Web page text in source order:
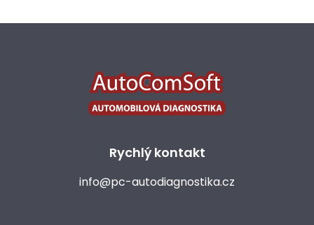
Rychlý kontakt
info@pc-autodiagnostika.cz